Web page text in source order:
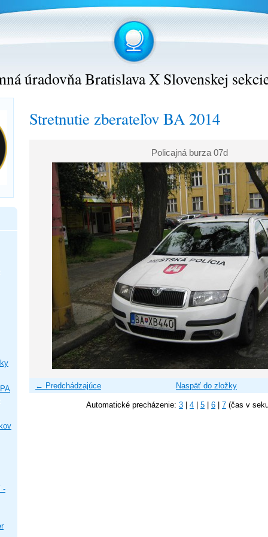
úradovňa Bratislava X Slovenskej
Stretnutie zberateľov BA 2014
Policajná burza 07d
← Predchádzajúce Naspäť do zložky
Automatické precházenie: 3 4 5 6 7 (čas v
-